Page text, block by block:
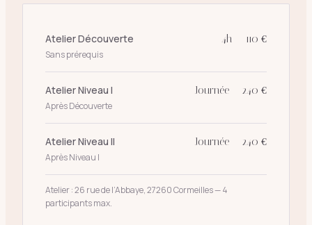
Atelier Découverte
Sans prérequis
4h — 110 €
Atelier Niveau I
Après Découverte
Journée — 240 €
Atelier Niveau II
Après Niveau I
Journée — 240 €
Atelier : 26 rue de l’Abbaye, 27260 Cormeilles — 4
participants max.